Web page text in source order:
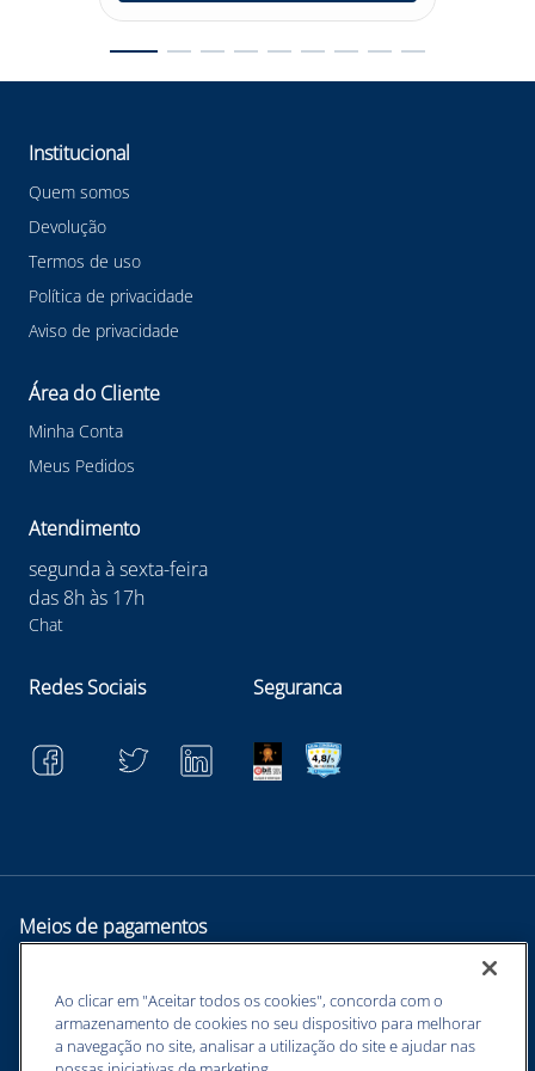
Confira outras categorias de Proteção de Segurança!
#proteçãopolicarbarar #proteçãounivet #6X3 #EPI
Institucional
Quem somos
Devolução
Termos de uso
Política de privacidade
Aviso de privacidade
Área do Cliente
Minha Conta
Meus Pedidos
Atendimento
segunda à sexta-feira
das 8h às 17h
Chat
Redes Sociais Seguranca
Meios de pagamentos
Ao clicar em "Aceitar todos os cookies", concorda com o
armazenamento de cookies no seu dispositivo para melhorar
a navegação no site, analisar a utilização do site e ajudar nas